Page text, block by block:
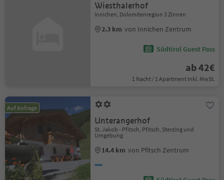
Wiesthalerhof
Innichen, Dolomitenregion 3 Zinnen
2.3 km von Innichen Zentrum
Südtirol Guest Pass
ab 42€
1 Nacht / 1 Apartment Inkl. MwSt.
Auf Anfrage
Unterangerhof
St. Jakob - Pfitsch, Pfitsch, Sterzing und
Umgebung
14.4 km von Pfitsch Zentrum